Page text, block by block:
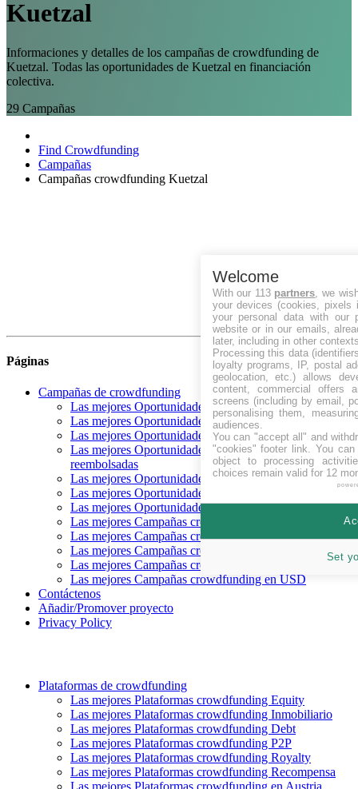
Kuetzal
Informaciones y detalles de los campañas de crowdfunding de
Kuetzal. Todas las oportunidades de Kuetzal en financiación
colectiva.
29 Campañas
Find Crowdfunding
Campañas
Campañas crowdfunding Kuetzal
Páginas
Campañas de crowdfunding
Las mejores Oportunidades crowdfunding Recaudando
Las mejores Oportunidades crowdfunding próximas
Las mejores Oportunidades crowdfunding financiadas
Las mejores Oportunidades crowdfunding
reembolsadas
Las mejores Oportunidades crowdfunding Equity
Las mejores Oportunidades crowdfunding Deuda
Las mejores Oportunidades crowdfunding Recompensa
Las mejores Campañas crowdfunding en CHF
Las mejores Campañas crowdfunding en EUR
Las mejores Campañas crowdfunding en GBP
Las mejores Campañas crowdfunding en SEK
Las mejores Campañas crowdfunding en USD
Contáctenos
Añadir/Promover proyecto
Privacy Policy
Plataformas de crowdfunding
Las mejores Plataformas crowdfunding Equity
Las mejores Plataformas crowdfunding Inmobiliario
Las mejores Plataformas crowdfunding Debt
Las mejores Plataformas crowdfunding P2P
Las mejores Plataformas crowdfunding Royalty
Las mejores Plataformas crowdfunding Recompensa
Las mejores Plataformas crowdfunding en Austria
Welcome
With our 113 partners, we
your devices (cookies, pixels
your personal data with our
website or in our emails,
later, including in other
Processing this data
loyalty programs, IP, postal
geolocation, etc.) allows
content, commercial offers
screens (including by email,
personalising them,
audiences.
You can "accept all" and
"cookies" footer link. You can
object to processing
choices remain valid for 12
Set